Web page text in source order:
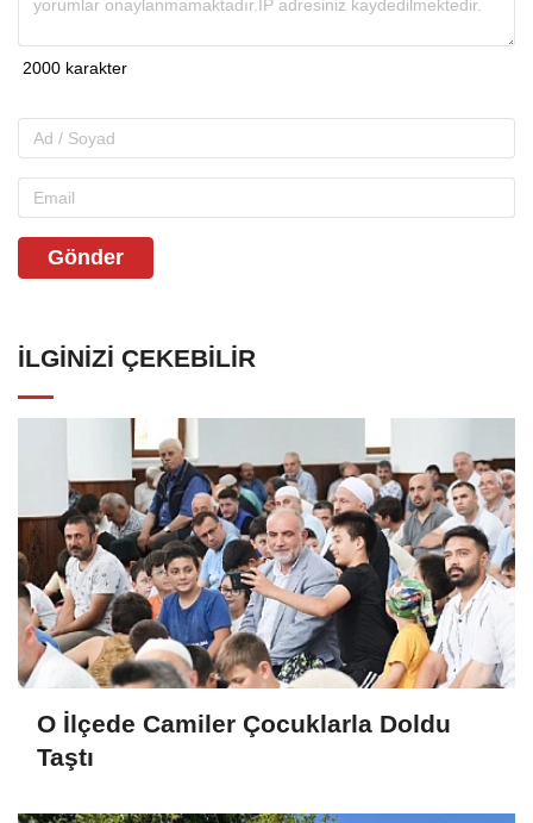
Gönder
İLGINIZI ÇEKEBILIR
O İlçede Camiler Çocuklarla Doldu
Taştı